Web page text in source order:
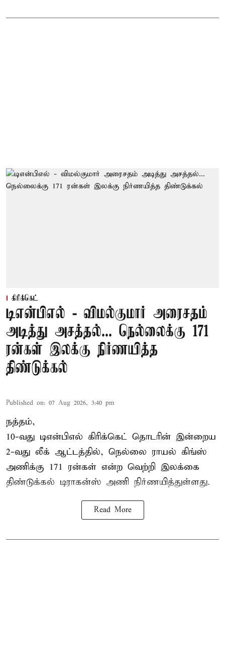
கிரிக்கெட்
டிஎன்பிஎல் - விமல்குமார் அரைசதம்
அடித்து அசத்தல்... நெல்லைக்கு 171
ரன்கள் இலக்கு நிர்ணயித்த
திண்டுக்கல்
Published on: 07 Aug 2026, 3:40 pm
நத்தம்,
10-வது டிஎன்பிஎல் கிரிக்கெட் தொடரின் இன்றைய
2-வது லீக் ஆட்டத்தில், நெல்லை ராயல் கிங்ஸ்
அணிக்கு 171 ரன்கள் என்ற வெற்றி இலக்கை
திண்டுக்கல் டிராகன்ஸ் அணி நிர்ணயித்துள்ளது.
Read More